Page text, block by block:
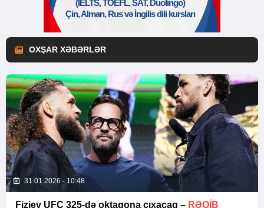
OXŞAR XƏBƏRLƏR
31.01.2026 - 10:48
Fiziev UFC 325-də oktaqona çıxacaq – RƏQIB